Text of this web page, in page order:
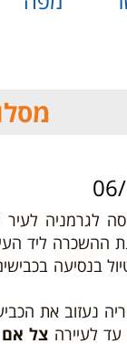
לגרמניה לעיר
ההשכרה ליד
בנסיעה
נעזוב את
לעיירה צל אם